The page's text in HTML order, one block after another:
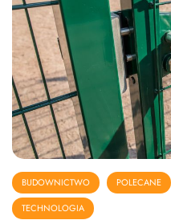
BUDOWNICTWO POLECANE
TECHNOLOGIA